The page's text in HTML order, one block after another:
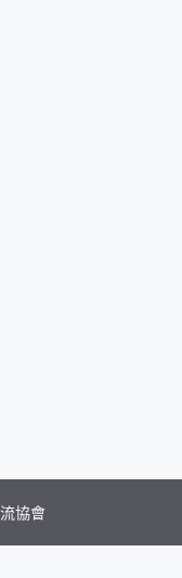
協會